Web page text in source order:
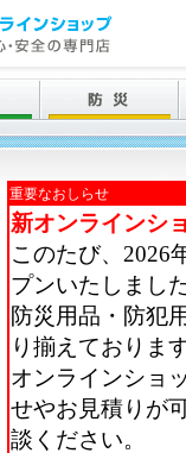
重要なおしらせ
新オンラインシ
このたび、2026
プンいたしまし
防災用品・防犯
り揃えておりま
オンラインショ
せやお見積りが
談ください。